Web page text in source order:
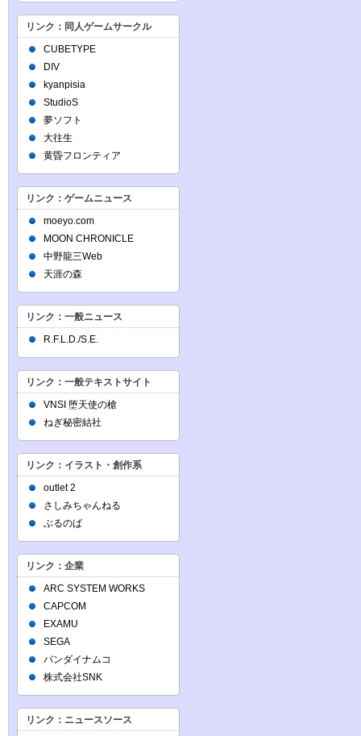
リンク：同人ゲームサークル
CUBETYPE
DIV
kyanpisia
StudioS
夢ソフト
大往生
黄昏フロンティア
リンク：ゲームニュース
moeyo.com
MOON CHRONICLE
中野龍三Web
天涯の森
リンク：一般ニュース
R.F.L.D./S.E.
リンク：一般テキストサイト
VNSI 堕天使の槍
ねぎ秘密結社
リンク：イラスト・創作系
outlet 2
さしみちゃんねる
ぶるのば
リンク：企業
ARC SYSTEM WORKS
CAPCOM
EXAMU
SEGA
バンダイナムコ
株式会社SNK
リンク：ニュースソース